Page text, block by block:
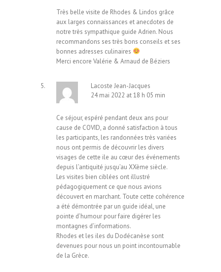
Très belle visite de Rhodes & Lindos grâce
aux larges connaissances et anecdotes de
notre très sympathique guide Adrien. Nous
recommandons ses très bons conseils et ses
bonnes adresses culinaires
Merci encore Valérie & Arnaud de Béziers
Lacoste Jean-Jacques
24 mai 2022 at 18 h 05 min
Ce séjour, espéré pendant deux ans pour
cause de COVID, a donné satisfaction à tous
les participants, les randonnées très variées
nous ont permis de découvrir les divers
visages de cette ile au cœur des événements
depuis l’antiquité jusqu’au XXème siècle.
Les visites bien ciblées ont illustré
pédagogiquement ce que nous avions
découvert en marchant. Toute cette cohérence
a été démontrée par un guide idéal, une
pointe d’humour pour faire digérer les
montagnes d’informations.
Rhodes et les iles du Dodécanèse sont
devenues pour nous un point incontournable
de la Grèce.